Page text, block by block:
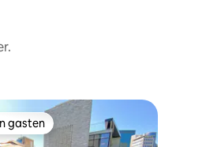
gasten
gasten